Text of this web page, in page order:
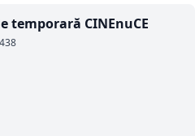
temporară CINEnuCE